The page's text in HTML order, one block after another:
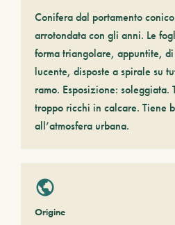
Conifera dal portamento
arrotondata con gli anni. Le
forma triangolare, appuntite,
lucente, disposte a spirale su
ramo. Esposizione:
troppo ricchi in calcare. Tiene
all’atmosfera urbana.
Origine